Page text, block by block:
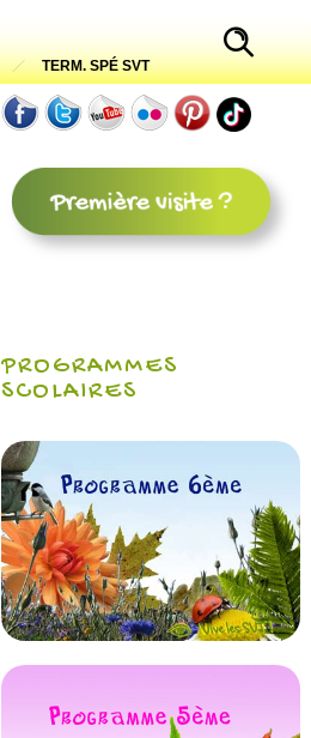
TERM. SPÉ SVT
PROGRAMMES
SCOLAIRES